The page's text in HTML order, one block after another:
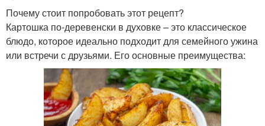
Почему стоит попробовать этот рецепт?
Картошка по-деревенски в духовке – это классическое
блюдо, которое идеально подходит для семейного ужина
или встречи с друзьями. Его основные преимущества: